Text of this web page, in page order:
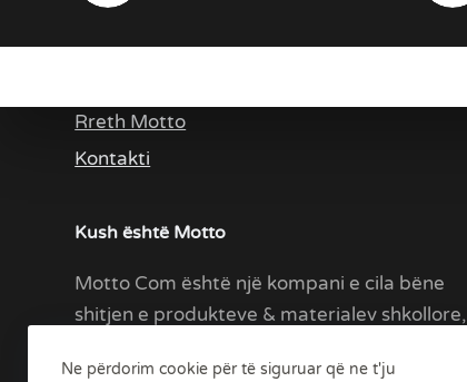
Ne përdorim cookie për të siguruar që ne t'ju
Rreth Motto
Kontakti
Kush është Motto
Motto Com është një kompani e cila bëne
shitjen e produkteve & materialev shkollore,